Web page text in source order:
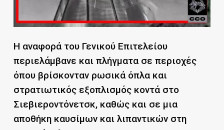
Η αναφορά του Γενικού Επιτελείου
περιελάμβανε και πλήγματα σε περιοχές
όπου βρίσκονταν ρωσικά όπλα και
στρατιωτικός εξοπλισμός κοντά στο
Σιεβιεροντόνετσκ, καθώς και σε μια
αποθήκη καυσίμων και λιπαντικών στη